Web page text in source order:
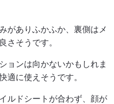
がありふかふか、裏側はメ
さそうです。
ョンは向かないかもしれま
適に使えそうです。
ルドシートが合わず、顔が